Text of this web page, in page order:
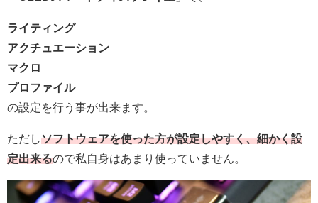
ライティング
アクチュエーション
マクロ
プロファイル
の設定を行う事が出来ます。
ただしソフトウェアを使った方が設定しやすく、細かく設
定出来るので私自身はあまり使っていません。